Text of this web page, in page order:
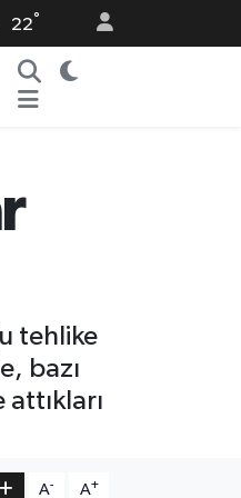
22°
tehlike
bazı
A- A+